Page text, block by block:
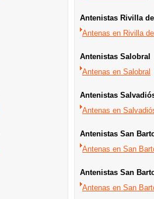
Antenistas Rivilla
Antenas en Rivilla
Antenistas Salobral
Antenas en Salobral
Antenistas
Antenas en
Antenistas San
Antenas en San
Antenistas San
Antenas en San